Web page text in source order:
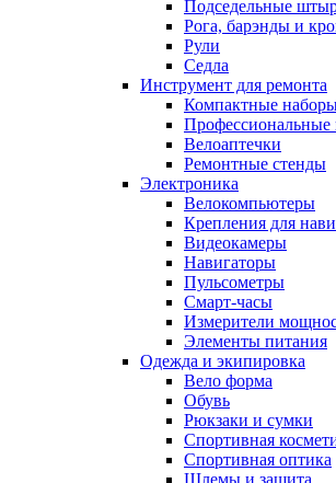
Подседельные
Рога, барэнды и
Рули
Седла
Инструмент для ремонта
Компактные
Профессиональные
Велоаптечки
Ремонтные стенды
Электроника
Велокомпьютеры
Крепления для
Видеокамеры
Навигаторы
Пульсометры
Смарт-часы
Измерители
Элементы питания
Одежда и экипировка
Вело форма
Обувь
Рюкзаки и сумки
Спортивная
Спортивная оптика
Шлемы и защита